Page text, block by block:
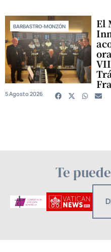
BARBASTRO-MONZÓN El
5 Agosto 2026
Te